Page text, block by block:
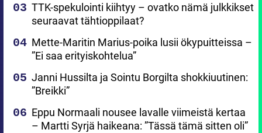
TTK-spekulointi kiihtyy – ovatko nämä julkkikset
seuraavat tähtioppilaat?
Mette-Maritin Marius-poika lusii ökypuitteissa –
”Ei saa erityiskohtelua”
Janni Hussilta ja Sointu Borgilta shokkiuutinen:
”Breikki”
Eppu Normaali nousee lavalle viimeistä kertaa
– Martti Syrjä haikeana: ”Tässä tämä sitten oli”